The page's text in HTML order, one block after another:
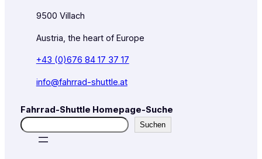
9500 Villach
Austria, the heart of Europe
+43 (0)676 84 17 37 17
info@fahrrad-shuttle.at
Fahrrad-Shuttle Homepage-Suche
Suchen